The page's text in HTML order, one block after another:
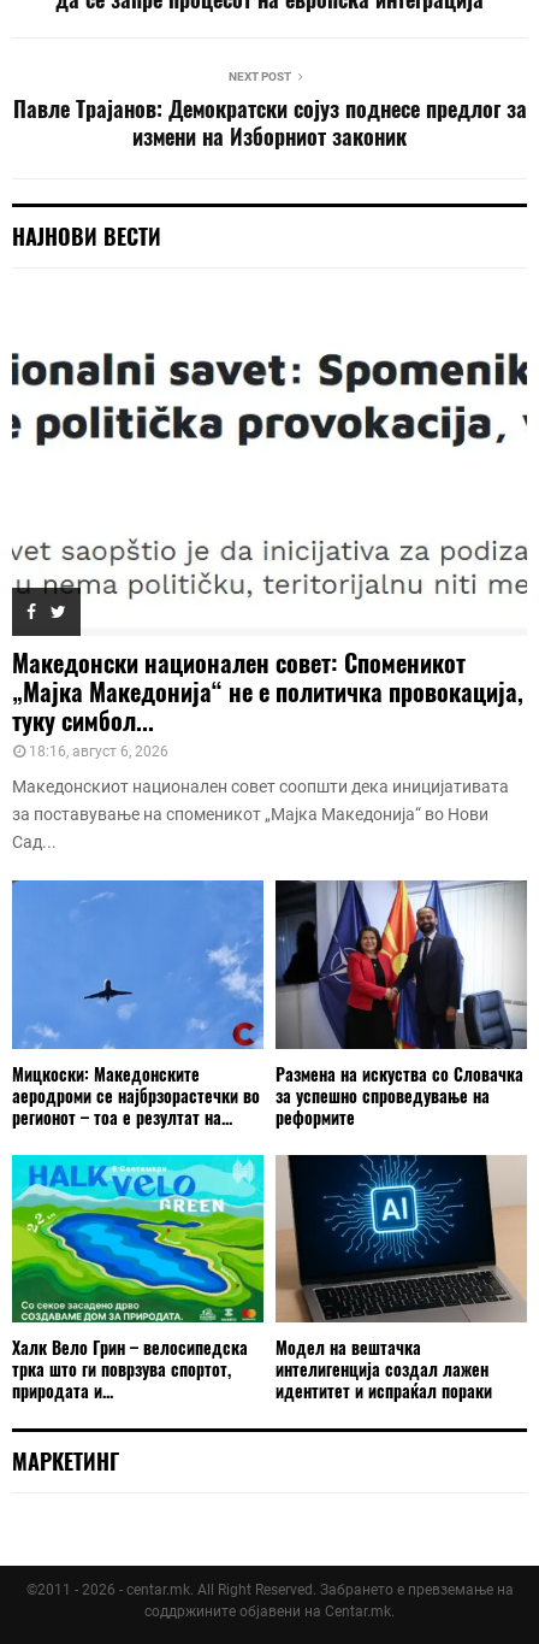
NEXT POST
Павле Трајанов: Демократски сојуз поднесе предлог за
измени на Изборниот законик
НАЈНОВИ ВЕСТИ
Македонски национален совет: Споменикот
„Мајка Македонија“ не е политичка провокација,
туку симбол...
18:16, август 6, 2026
Македонскиот национален совет соопшти дека иницијативата
за поставување на споменикот „Мајка Македонија“ во Нови
Сад...
Мицкоски: Македонските
аеродроми се најбрзорастечки во
регионот – тоа е резултат на...
Размена на искуства со Словачка
за успешно спроведување на
реформите
Халк Вело Грин – велосипедска
трка што ги поврзува спортот,
природата и...
Модел на вештачка
интелигенција создал лажен
идентитет и испраќал пораки
МАРКЕТИНГ
©2011 - 2026 - centar.mk. All Right Reserved. Забрането е превземање на
соддржините објавени на Centar.mk.